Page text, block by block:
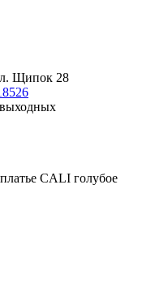
Щипок 28
выходных
CALI голубое